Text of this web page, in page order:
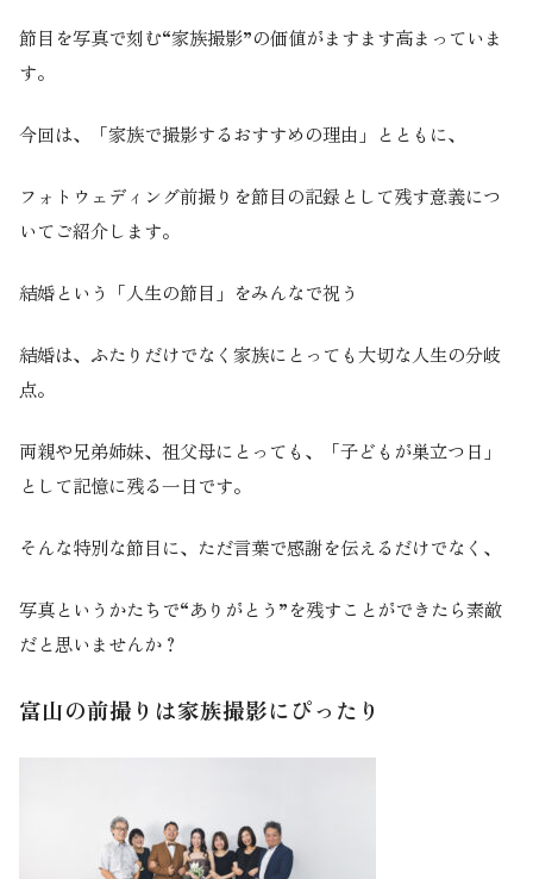
節目を写真で刻む“家族撮影”の価値がますます高まっていま
す。
今回は、「家族で撮影するおすすめの理由」とともに、
フォトウェディング前撮りを節目の記録として残す意義につ
いてご紹介します。
結婚という「人生の節目」をみんなで祝う
結婚は、ふたりだけでなく家族にとっても大切な人生の分岐
点。
両親や兄弟姉妹、祖父母にとっても、「子どもが巣立つ日」
として記憶に残る一日です。
そんな特別な節目に、ただ言葉で感謝を伝えるだけでなく、
写真というかたちで“ありがとう”を残すことができたら素敵
だと思いませんか？
富山の前撮りは家族撮影にぴったり